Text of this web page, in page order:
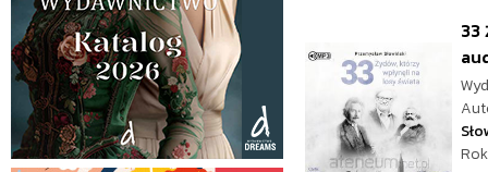
33